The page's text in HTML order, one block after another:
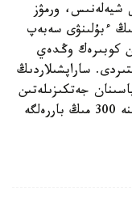
شيەلەنىس، ورمۋز
ءبۇلىنۋى سەبەپ
كوبىرەك وڭدەي
ساراپشىلاردىڭ
جەتكىزىلەتىن
مۇناي كولەمى قايتا قالپىنا كەلىپ، تاۋلىگىنە 300 مىڭ باررەلگە